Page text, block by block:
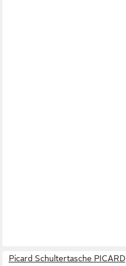
Picard Schultertasche PICARD